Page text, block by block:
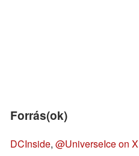
Forrás(ok)
DCInside, @UniverseIce on X